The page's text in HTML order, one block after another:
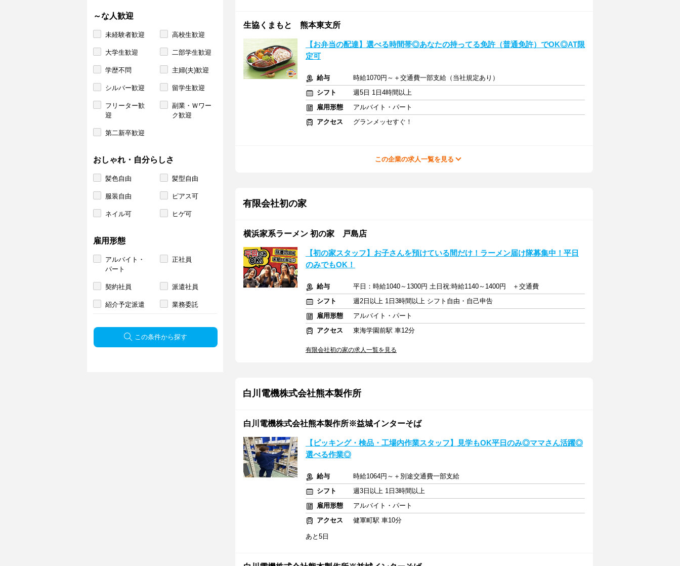
～な人歓迎
未経験者歓迎 高校生歓迎
大学生歓迎 二部学生歓迎
学歴不問 主婦(夫)歓迎
シルバー歓迎 留学生歓迎
フリーター歓
迎
副業・Ｗワー
ク歓迎
第二新卒歓迎
おしゃれ・自分らしさ
髪色自由 髪型自由
服装自由 ピアス可
ネイル可 ヒゲ可
雇用形態
アルバイト・
パート
正社員
契約社員 派遣社員
紹介予定派遣 業務委託
この条件から探す
生協くまもと 熊本東支所
【お弁当の配達】選べる時間帯◎あなたの持ってる免許（普通免許）でOK◎AT限
定可
給与
時給1070円～＋交通費一部支給（当社規定あり）
シフト
週5日 1日4時間以上
雇用形態
アルバイト・パート
アクセス
グランメッセすぐ！
この企業の求人一覧を見る
有限会社初の家
横浜家系ラーメン 初の家 戸島店
【初の家スタッフ】お子さんを預けている間だけ！ラーメン届け隊募集中！平日
のみでもOK！
給与
平日：時給1040～1300円 土日祝:時給1140～1400円 ＋交通費
シフト
週2日以上 1日3時間以上 シフト自由・自己申告
雇用形態
アルバイト・パート
アクセス
東海学園前駅 車12分
有限会社初の家の求人一覧を見る
白川電機株式会社熊本製作所
白川電機株式会社熊本製作所※益城インターそば
【ピッキング・検品・工場内作業スタッフ】見学もOK平日のみ◎ママさん活躍◎
選べる作業◎
給与
時給1064円～＋別途交通費一部支給
シフト
週3日以上 1日3時間以上
雇用形態
アルバイト・パート
アクセス
健軍町駅 車10分
あと5日